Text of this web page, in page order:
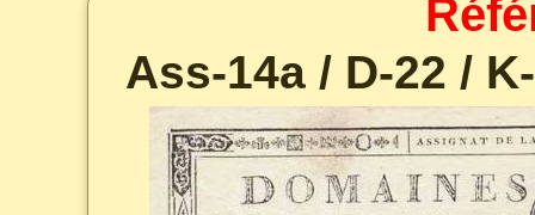
Ass-14a / D-22 /